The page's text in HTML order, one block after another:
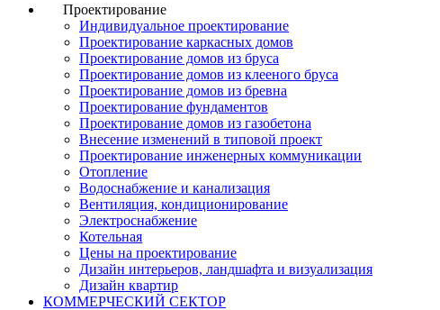
Проектирование
Индивидуальное проектирование
Проектирование каркасных домов
Проектирование домов из бруса
Проектирование домов из клееного бруса
Проектирование домов из бревна
Проектирование фундаментов
Проектирование домов из газобетона
Внесение изменений в типовой проект
Проектирование инженерных коммуникации
Отопление
Водоснабжение и канализация
Вентиляция, кондиционирование
Электроснабжение
Котельная
Цены на проектирование
Дизайн интерьеров, ландшафта и визуализация
Дизайн квартир
КОММЕРЧЕСКИЙ СЕКТОР